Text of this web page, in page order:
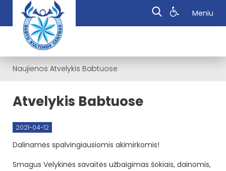
Meniu
Naujienos Atvelykis Babtuose
Atvelykis Babtuose
2021-04-12
Dalinamės spalvingiausiomis akimirkomis!
Smagus Velykinės savaitės užbaigimas šokiais, dainomis,